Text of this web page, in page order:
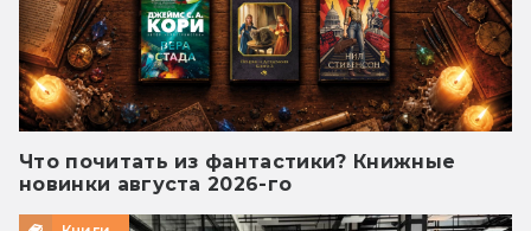
Что почитать из фантастики? Книжные
новинки августа 2026-го